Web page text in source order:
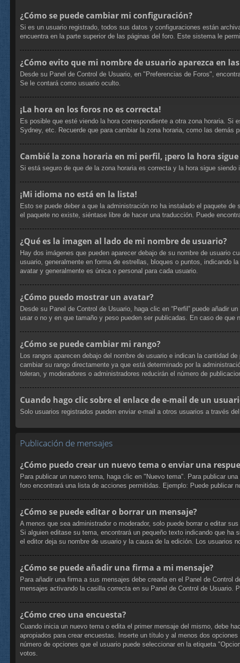
¿Cómo se puede cambiar mi configuración?
Si es un usuario registrado, todos sus datos y configuraciones están
encuentra en la parte superior de las páginas del foro. Este sistema le
¿Cómo evito que mi nombre de usuario aparezca en
Desde su Panel de Control de Usuario, en "Preferencias de Foros",
Se le contará como usuario oculto.
¡La hora en los foros no es correcta!
Es posible que esté viendo la hora correspondiente a otra zona horaria.
Sydney, etc. Recuerde que para cambiar la zona horaria, como las
Cambié la zona horaria en mi perfil, ¡pero la hora
Si está seguro de que de la zona horaria es correcta y la hora sigue
¡Mi idioma no está en la lista!
Esto se puede deber a que la administración no ha instalado el paquete
el paquete no existe, siéntase libre de hacer una traducción. Puede
¿Qué es la imagen al lado de mi nombre de usuario?
Hay dos imágenes que pueden aparecer debajo de su nombre de usuario
usuario, generalmente en forma de estrellas, bloques o puntos, indicando
avatar y generalmente es única o personal para cada usuario.
¿Cómo puedo mostrar un avatar?
Desde su Panel de Control de Usuario, haga clic en “Perfil” puede añadir
usar o no y en que tamaño y peso pueden ser publicadas. En caso de
¿Cómo se puede cambiar mi rango?
Los rangos aparecen debajo del nombre de usuario e indican la cantidad
cambiar su rango directamente ya que está determinado por la
toleran, y moderadores o administradores reducirán el número de
Cuando hago clic sobre el enlace de e-mail de un
Solo usuarios registrados pueden enviar e-mail a otros usuarios a través
Publicación de mensajes
¿Cómo puedo crear un nuevo tema o enviar una
Para publicar un nuevo tema, haga clic en "Nuevo tema". Para publicar
foro encontrará una lista de acciones permitidas. Ejemplo: Puede publicar
¿Cómo se puede editar o borrar un mensaje?
A menos que sea administrador o moderador, solo puede borrar o editar
Si alguien editase su tema, encontrará un pequeño texto indicando que
el editor deja su nombre de usuario y la causa de la edición. Los usuarios
¿Cómo se puede añadir una firma a mi mensaje?
Para añadir una firma a sus mensajes debe crearla en el Panel de Control
mensajes activando la casilla correcta en su Panel de Control de
¿Cómo creo una encuesta?
Cuando inicia un nuevo tema o edita el primer mensaje del mismo, debe
apropiados para crear encuestas. Inserte un título y al menos dos
número de opciones que el usuario puede seleccionar en la etiqueta
votos.